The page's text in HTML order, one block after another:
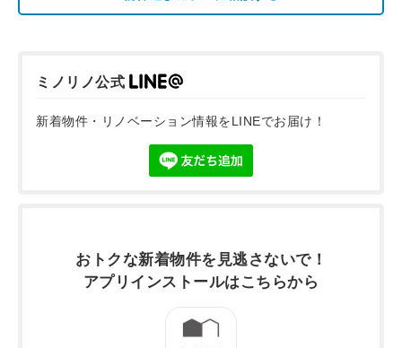
ミノリノ公式
新着物件・リノベーション情報をLINEでお届け！
おトクな新着物件を 見逃さないで！
アプリインストールはこちらから